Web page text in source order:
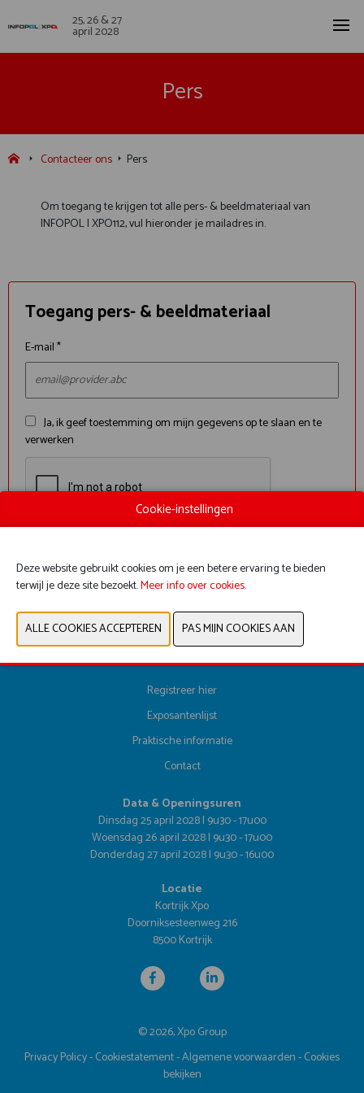
25, 26 & 27
april 2028
Pers
Contacteer ons Pers
Om toegang te krijgen tot alle pers- & beeldmateriaal van
INFOPOL I XPO112, vul hieronder je mailadres in.
Toegang pers- & beeldmateriaal
E-mail *
Ja, ik geef toestemming om mijn gegevens op te slaan en te
verwerken
Registreer hier
Exposantenlijst
Praktische informatie
Contact
Data & Openingsuren
Dinsdag 25 april 2028 | 9u30 - 17u00
Woensdag 26 april 2028 | 9u30 - 17u00
Donderdag 27 april 2028 | 9u30 - 16u00
Locatie
Kortrijk Xpo
Doorniksesteenweg 216
8500 Kortrijk
© 2026, Xpo Group
Privacy Policy-Cookiestatement-Algemene voorwaarden-Cookies
bekijken
Cookie-instellingen
Deze website gebruikt cookies om je een betere ervaring te bieden
terwijl je deze site bezoekt.Meer info over cookies.